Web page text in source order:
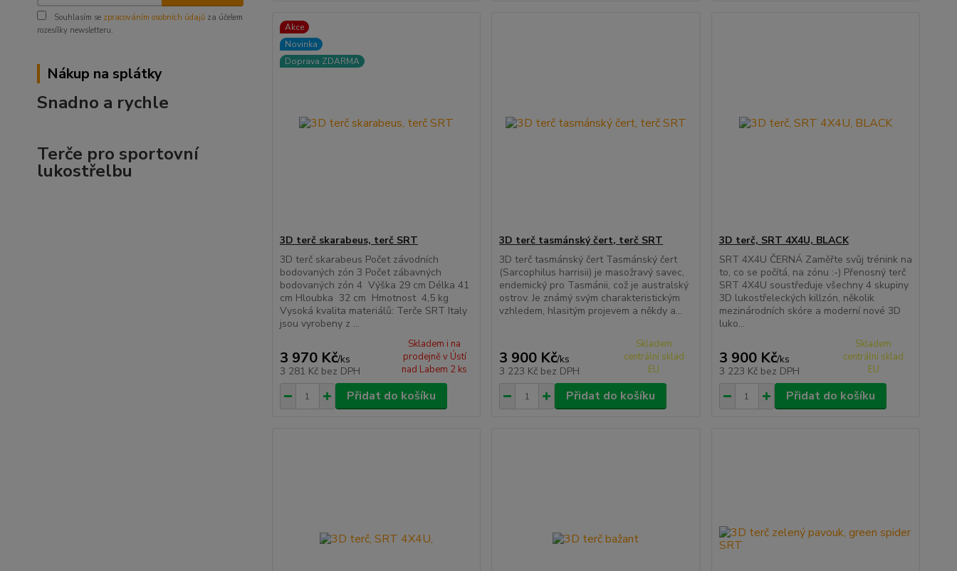
Souhlasím se zpracováním osobních údajů za účelem
rozesílky newsletteru.
Nákup na splátky
Snadno a rychle
Terče pro sportovní
lukostřelbu
Akce
Novinka
Doprava ZDARMA
3D terč skarabeus, terč SRT
3D terč skarabeus Počet závodních
bodovaných zón 3 Počet zábavných
bodovaných zón 4 Výška 29 cm Délka 41
cm Hloubka 32 cm Hmotnost 4,5 kg
Vysoká kvalita materiálů: Terče SRT Italy
jsou vyrobeny z ...
3 970 Kč/ks
3 281 Kč bez DPH
Skladem i na
prodejně v Ústí
nad Labem 2 ks
Přidat do košíku
3D terč tasmánský čert, terč SRT
3D terč tasmánský čert Tasmánský čert
(Sarcophilus harrisii) je masožravý savec,
endemický pro Tasmánii, což je australský
ostrov. Je známý svým charakteristickým
vzhledem, hlasitým projevem a někdy a...
3 900 Kč/ks
3 223 Kč bez DPH
Skladem
centrální sklad
EU
Přidat do košíku
3D terč, SRT 4X4U, BLACK
SRT 4X4U ČERNÁ Zaměřte svůj trénink na
to, co se počítá, na zónu :-) Přenosný terč
SRT 4X4U soustřeďuje všechny 4 skupiny
3D lukostřeleckých killzón, několik
mezinárodních skóre a moderní nové 3D
luko...
3 900 Kč/ks
3 223 Kč bez DPH
Skladem
centrální sklad
EU
Přidat do košíku